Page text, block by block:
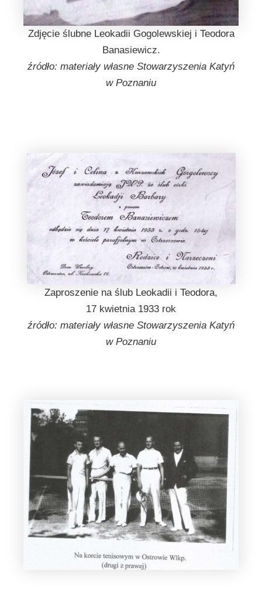
Zdjęcie ślubne Leokadii Gogolewskiej i Teodora
Banasiewicz.
źródło: materiały własne Stowarzyszenia Katyń
w Poznaniu
Zaproszenie na ślub Leokadii i Teodora,
17 kwietnia 1933 rok
źródło: materiały własne Stowarzyszenia Katyń
w Poznaniu